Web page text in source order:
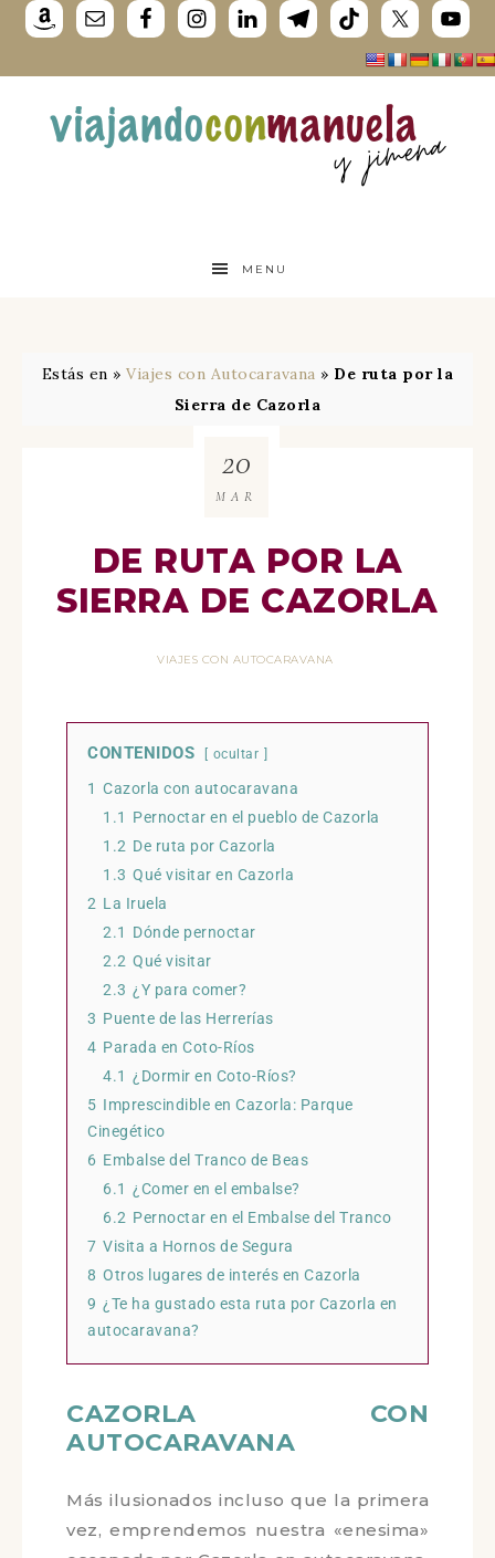
MENU
Estás en »Viajes con Autocaravana»De ruta por la
Sierra de Cazorla
DE RUTA POR LA
SIERRA DE
20
MAR
CONTENIDOS ocultar
Cazorla con autocaravana
1.1 Pernoctar en el pueblo de Cazorla
1.2
De ruta por Cazorla
1.3
Qué visitar en Cazorla
La Iruela
2.1 Dónde pernoctar
2.2 Qué visitar
2.3 ¿Y para comer?
3 Puente de las Herrerías
Parada en Coto-Ríos
4.1 ¿Dormir en Coto-Ríos?
Imprescindible en Cazorla: Parque
Cinegético
Embalse del Tranco de Beas
6.1 ¿Comer en el embalse?
6.2 Pernoctar en el Embalse del Tranco
7
Visita a Hornos de Segura
8 Otros lugares de interés en Cazorla
en autocaravana?
CAZORLA CON
Más ilusionados incluso que la